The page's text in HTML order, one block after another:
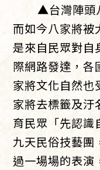
▲台灣陣頭
而如今八家將被
是來自民眾對自
際網路發達，各
家將文化自然也
家將去標籤及汙
育民眾「先認識
九天民俗技藝團
過一場場的表演